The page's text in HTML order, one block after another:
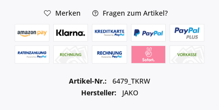
Merken Fragen zum Artikel?
Artikel-Nr.:
6479_TKRW
Hersteller:
JAKO